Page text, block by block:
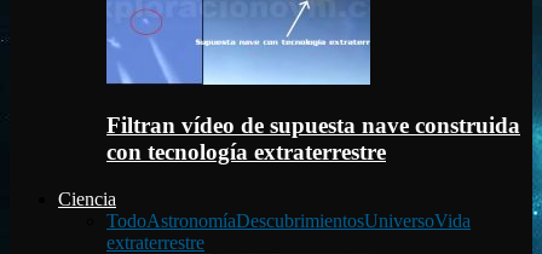
Filtran vídeo de supuesta nave construida
con tecnología extraterrestre
Ciencia
TodoAstronomíaDescubrimientosUniversoVida
extraterrestre